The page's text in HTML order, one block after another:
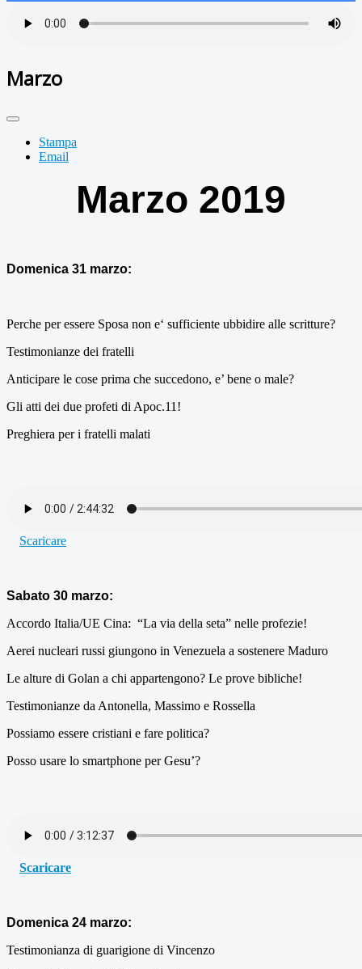
Marzo
Stampa
Email
Marzo 2019
Domenica 31 marzo:
Perche per essere Sposa non e‘ sufficiente ubbidire alle scritture?
Testimonianze dei fratelli
Anticipare le cose prima che succedono, e’ bene o male?
Gli atti dei due profeti di Apoc.11!
Preghiera per i fratelli malati
Scaricare
Sabato 30 marzo:
Accordo Italia/UE Cina: “La via della seta” nelle profezie!
Aerei nucleari russi giungono in Venezuela a sostenere Maduro
Le alture di Golan a chi appartengono? Le prove bibliche!
Testimonianze da Antonella, Massimo e Rossella
Possiamo essere cristiani e fare politica?
Posso usare lo smartphone per Gesu’?
Scaricare
Domenica 24 marzo:
Testimonianza di guarigione di Vincenzo